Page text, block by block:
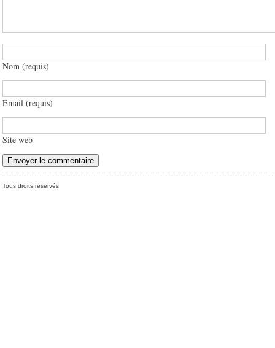
Nom (requis)
Email (requis)
Site web
Tous droits réservés